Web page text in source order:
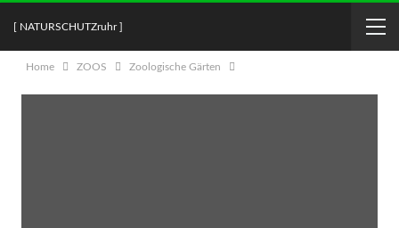
[ NATURSCHUTZruhr ]
Home ZOOS Zoologische Gärten